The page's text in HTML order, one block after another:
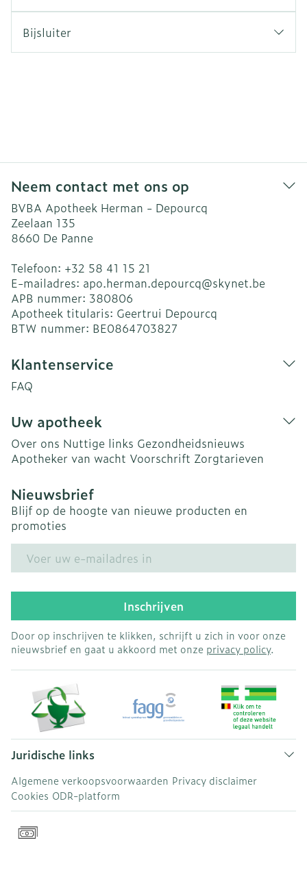
Bijsluiter
Neem contact met ons op
BVBA Apotheek Herman - Depourcq
Zeelaan 135
8660 De Panne
Telefoon: +32 58 41 15 21
E-mailadres: apo.herman.depourcq@skynet.be
APB nummer: 380806
Apotheek titularis: Geertrui Depourcq
BTW nummer: BE0864703827
Klantenservice
FAQ
Uw apotheek
Over ons Nuttige links Gezondheidsnieuws
Apotheker van wacht Voorschrift Zorgtarieven
Nieuwsbrief
Blijf op de hoogte van nieuwe producten en
promoties
Inschrijven
Door op inschrijven te klikken, schrijft u zich in voor onze
nieuwsbrief en gaat u akkoord met onze privacy policy.
Juridische links
Algemene verkoopsvoorwaarden Privacy disclaimer
Cookies ODR-platform